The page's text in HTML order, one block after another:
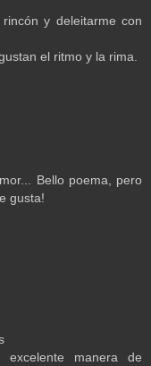
y deleitarme con
el ritmo y la rima.
Bello poema, pero
gusta!
manera de